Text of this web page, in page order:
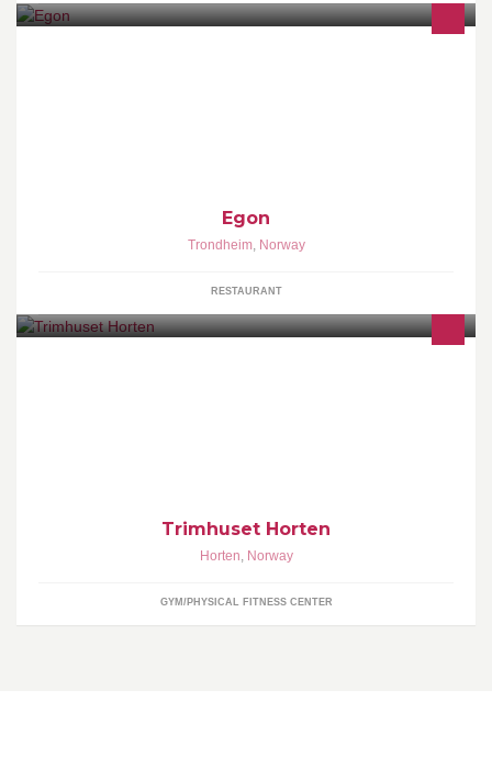
Egon
Trondheim, Norway
RESTAURANT
Trimhuset Horten
Horten, Norway
GYM/PHYSICAL FITNESS CENTER